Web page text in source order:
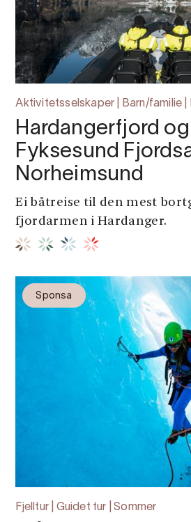
Aktivitetsselskaper | Barn/familie |
Hardangerfjord og
Fyksesund
Norheimsund
Ei båtreise til den mest
fjordarmen i Hardanger.
Sponsa
Fjelltur | Guidet tur | Sommer